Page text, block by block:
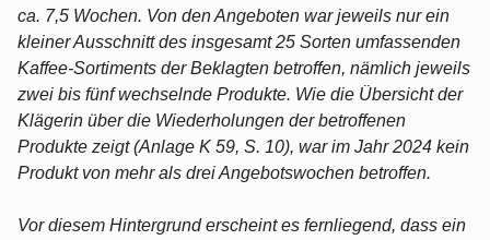
ca. 7,5 Wochen. Von den Angeboten war jeweils nur ein
kleiner Ausschnitt des insgesamt 25 Sorten umfassenden
Kaffee-Sortiments der Beklagten betroffen, nämlich jeweils
zwei bis fünf wechselnde Produkte. Wie die Übersicht der
Klägerin über die Wiederholungen der betroffenen
Produkte zeigt (Anlage K 59, S. 10), war im Jahr 2024 kein
Produkt von mehr als drei Angebotswochen betroffen.
Vor diesem Hintergrund erscheint es fernliegend, dass ein